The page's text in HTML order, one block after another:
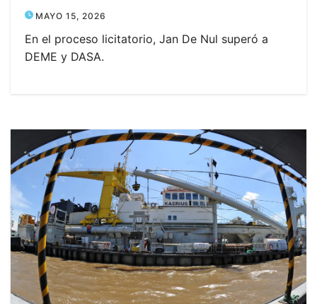
MAYO 15, 2026
En el proceso licitatorio, Jan De Nul superó a
DEME y DASA.